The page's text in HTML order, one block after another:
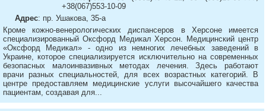
+38(067)553-10-09
Адрес: пр. Ушакова, 35-а
Кроме кожно-венерологических диспансеров в Херсоне имеется
специализированный Оксфорд Медикал Херсон. Медицинский центр
«Оксфорд Медикал» - одно из немногих лечебных заведений в
Украине, которое специализируется исключительно на современных
безопасных малоинвазивных методах лечения. Здесь работают
врачи разных специальностей, для всех возрастных категорий. В
центре предоставляем медицинские услуги высочайшего качества
пациентам, создавая для...